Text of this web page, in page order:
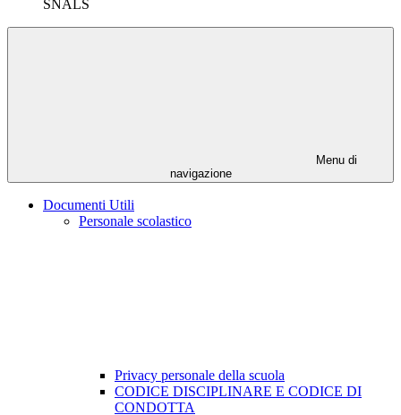
SNALS
Menu di
navigazione
Documenti Utili
Personale scolastico
Privacy personale della scuola
CODICE DISCIPLINARE E CODICE DI
CONDOTTA